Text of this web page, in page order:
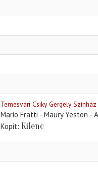
Temesvári Csiky Gergely Színház
Mario Fratti - Maury Yeston -
Kopit Kilenc